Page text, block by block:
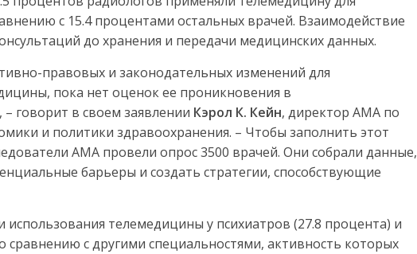
с 15.4 процентами остальных врачей. Взаимодействие
до хранения и передачи медицинских данных.
правовых и законодательных изменений для
пока нет оценок ее проникновения в
говорит в своем заявлении Кэрол К. Кейн, директор АМА по
и политики здравоохранения. – Чтобы заполнить этот
АМА провели опрос 3500 врачей. Они собрали данные,
барьеры и создать стратегии, способствующие
использования телемедицины у психиатров (27.8 процента) и
сравнению с другими специальностями, активность которых